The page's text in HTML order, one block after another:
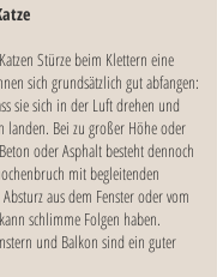
Stürze beim Klettern eine
sich grundsätzlich gut abfangen:
sie sich in der Luft drehen und
landen. Bei zu großer Höhe oder
oder Asphalt besteht dennoch
mit begleitenden
aus dem Fenster oder vom
schlimme Folgen haben.
und Balkon sind ein guter